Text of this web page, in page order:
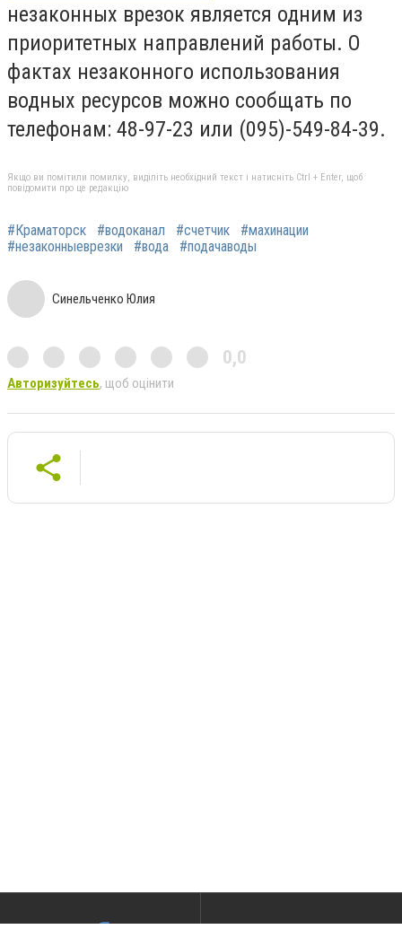
незаконных врезок является одним из
приоритетных направлений работы. О
фактах незаконного использования
водных ресурсов можно сообщать по
телефонам: 48-97-23 или (095)-549-84-39.
Якщо ви помітили помилку, виділіть необхідний текст і натисніть Ctrl + Enter, щоб
повідомити про це редакцію
#Краматорск #водоканал #счетчик
#махинации
#незаконныеврезки
#вода #подачаводы
Синельченко Юлия
0,0
Авторизуйтесь, щоб оцінити